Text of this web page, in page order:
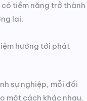
tiềm năng trở thành
lai.
hướng tới phát
sự nghiệp, mỗi đối
một cách khác nhau.